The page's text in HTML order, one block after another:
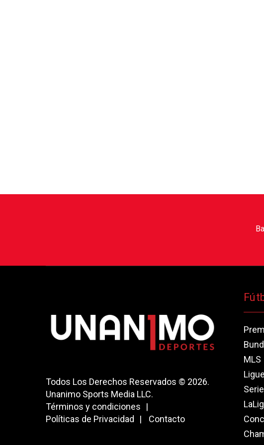
Todos Los Derechos Reservados © 2026.
Unanimo Sports Media LLC.
Términos y condiciones
Políticas de Privacidad
Contacto
MLS